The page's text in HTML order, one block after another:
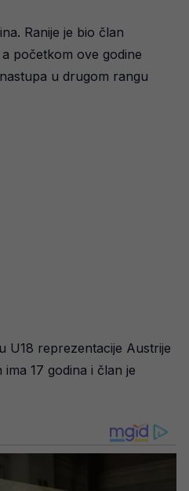
Ranije je bio član
početkom ove godine
u drugom rangu
U18 reprezentacije Austrije
17 godina i član je